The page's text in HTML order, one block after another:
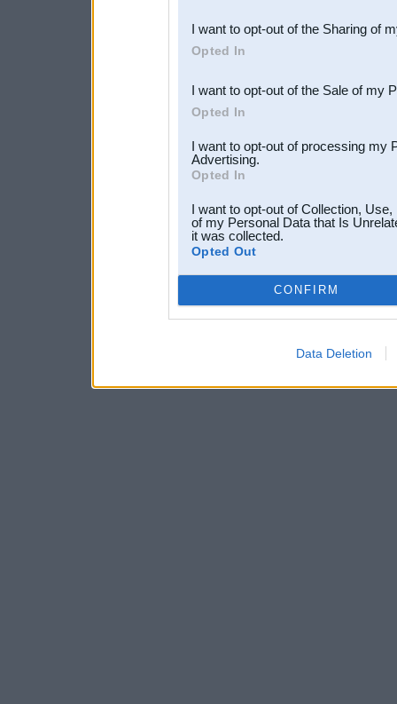
Downstream Participants
third parties.
I want to opt-out of the Sharing of
Opted In
I want to opt-out of the Sale of my
Opted In
I want to opt-out of processing my
Advertising.
Opted In
I want to opt-out of Collection,
of my Personal Data that Is
it was collected.
Opted Out
CONFIRM
Data Deletion